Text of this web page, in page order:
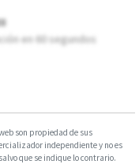
en 60 segundos
son propiedad de sus
independiente y no es
que se indique lo contrario.